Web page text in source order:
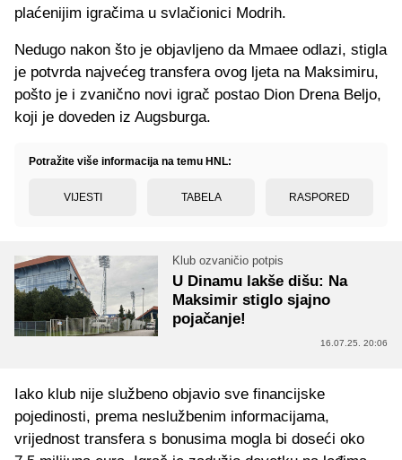
plaćenijim igračima u svlačionici Modrih.
Nedugo nakon što je objavljeno da Mmaee odlazi, stigla
je potvrda najvećeg transfera ovog ljeta na Maksimiru,
pošto je i zvanično novi igrač postao Dion Drena Beljo,
koji je doveden iz Augsburga.
Potražite više informacija na temu HNL:
VIJESTI TABELA RASPORED
Klub ozvaničio potpis
U Dinamu lakše dišu: Na
Maksimir stiglo sjajno
pojačanje!
16.07.25. 20:06
Iako klub nije službeno objavio sve financijske
pojedinosti, prema neslužbenim informacijama,
vrijednost transfera s bonusima mogla bi doseći oko